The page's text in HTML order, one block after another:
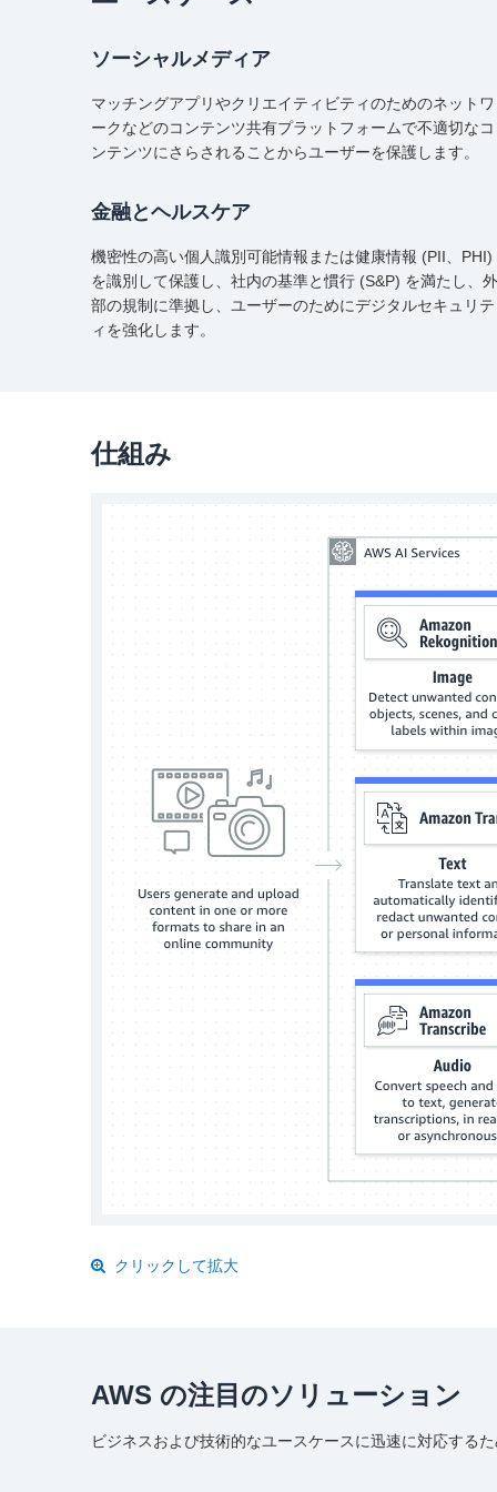
ソーシャルメディア
マッチングアプリやクリエイティビティのためのネットワ
ークなどのコンテンツ共有プラットフォームで不適切なコ
ンテンツにさらされることからユーザーを保護します。
金融とヘルスケア
機密性の高い個人識別可能情報または健康情報 (PII、PHI)
を識別して保護し、社内の基準と慣行 (S&P) を満たし、外
部の規制に準拠し、ユーザーのためにデジタルセキュリテ
ィを強化します。
仕組み
クリックして拡大
AWS の注目のソリューション
ビジネスおよび技術的なユースケースに迅速に対応する